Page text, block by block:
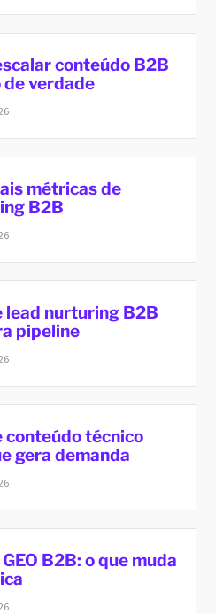
conteúdo B2B
de verdade
métricas de
B2B
lead nurturing B2B
pipeline
conteúdo técnico
gera demanda
B2B: o que muda